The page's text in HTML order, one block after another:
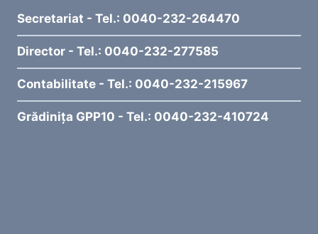
Secretariat - Tel.: 0040-232-264470
Director - Tel.: 0040-232-277585
Contabilitate - Tel.: 0040-232-215967
Grădinița GPP10 - Tel.: 0040-232-410724